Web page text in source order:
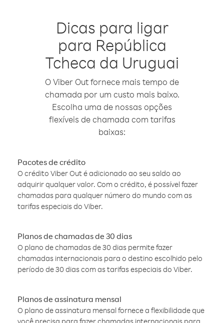
Dicas para ligar
para República
Tcheca da Uruguai
O Viber Out fornece mais tempo de
chamada por um custo mais baixo.
Escolha uma de nossas opções
flexíveis de chamada com tarifas
baixas:
Pacotes de crédito
O crédito Viber Out é adicionado ao seu saldo ao
adquirir qualquer valor. Com o crédito, é possível fazer
chamadas para qualquer número do mundo com as
tarifas especiais do Viber.
Planos de chamadas de 30 dias
O plano de chamadas de 30 dias permite fazer
chamadas internacionais para o destino escolhido pelo
período de 30 dias com as tarifas especiais do Viber.
Planos de assinatura mensal
O plano de assinatura mensal fornece a flexibilidade que